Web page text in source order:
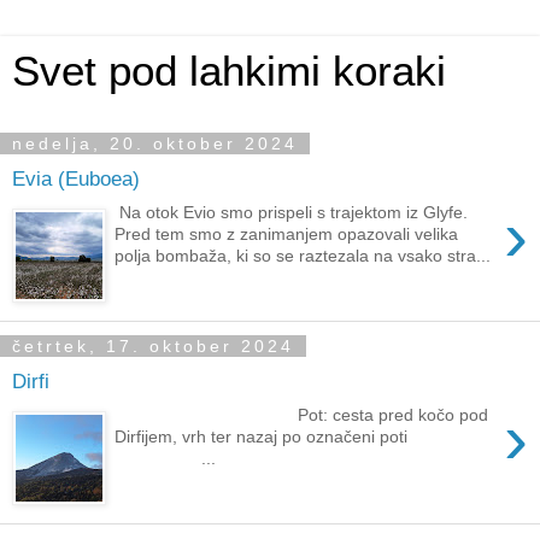
Svet pod lahkimi koraki
nedelja, 20. oktober 2024
Evia (Euboea)
›
Na otok Evio smo prispeli s trajektom iz Glyfe.
Pred tem smo z zanimanjem opazovali velika
polja bombaža, ki so se raztezala na vsako stra...
četrtek, 17. oktober 2024
Dirfi
›
Pot: cesta pred kočo pod
Dirfijem, vrh ter nazaj po označeni poti
...